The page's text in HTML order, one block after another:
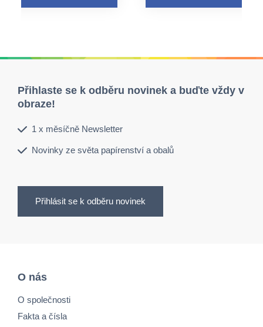
průtokem tekutin
neaktivuje se
Přihlaste se k odběru novinek a buďte vždy v
obraze!
1 x měsíčně Newsletter
Novinky ze světa papírenství a obalů
Přihlásit se k odběru novinek
O nás
O společnosti
Fakta a čísla